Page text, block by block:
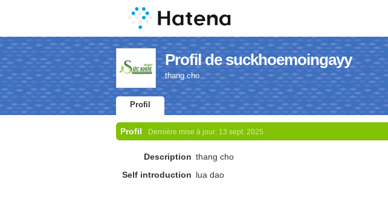
Profil de suckhoemoingayy
thang cho
Profil
Profil Dernière mise à jour: 13 sept. 2025
Description thang cho
Self introduction lua dao